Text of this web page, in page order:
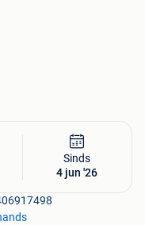
Sinds
4 jun '26